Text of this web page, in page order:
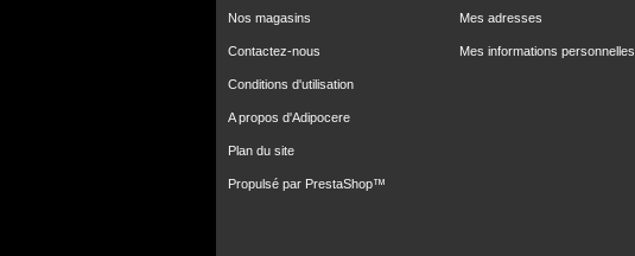
Nos magasins
Contactez-nous
Conditions d'utilisation
A propos d'Adipocere
Plan du site
Propulsé par PrestaShop™
Mes adresses
Mes informations personnelles